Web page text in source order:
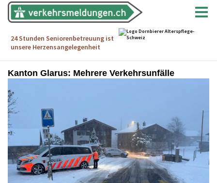
Kanton Glarus: Mehrere Verkehrsunfälle